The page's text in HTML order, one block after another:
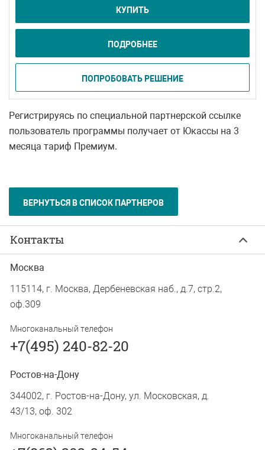
КУПИТЬ
ПОДРОБНЕЕ
ПОПРОБОВАТЬ РЕШЕНИЕ
Регистрируясь по специальной партнерской ссылке
пользователь программы получает от Юкассы на 3
месяца тариф Премиум.
ВЕРНУТЬСЯ В СПИСОК ПАРТНЕРОВ
Контакты
Москва
115114, г. Москва, Дербеневская наб., д.7, стр.2,
оф.309
Многоканальный телефон
+7(495) 240-82-20
Ростов-на-Дону
344002, г. Ростов-на-Дону, ул. Московская, д.
43/13, оф. 302
Многоканальный телефон